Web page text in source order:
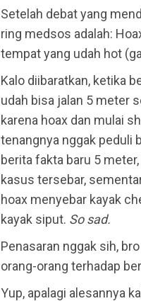
Setelah debat yang
ring medsos adalah:
tempat yang udah hot
Kalo diibaratkan, ketika
udah bisa jalan 5 meter
karena hoax dan mulai
tenangnya nggak peduli
berita fakta baru 5
kasus tersebar,
hoax menyebar kayak
kayak siput. So sad.
Penasaran nggak sih,
orang-orang terhadap
Yup, apalagi alesannya